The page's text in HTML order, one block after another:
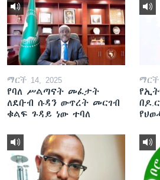
ማርች 14, 2025
የባለ ሥልጣናት መፈታት
ለደቡብ ሱዳን ውጥረት መርገብ
ቁልፍ ጉዳይ ነው ተባለ
ማርች